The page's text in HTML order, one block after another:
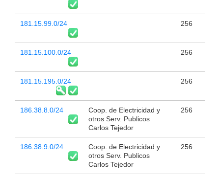
181.15.99.0/24 256
181.15.100.0/24 256
181.15.195.0/24 256
186.38.8.0/24
Coop. de Electricidad y
otros Serv. Publicos
Carlos Tejedor
256
186.38.9.0/24
Coop. de Electricidad y
otros Serv. Publicos
Carlos Tejedor
256